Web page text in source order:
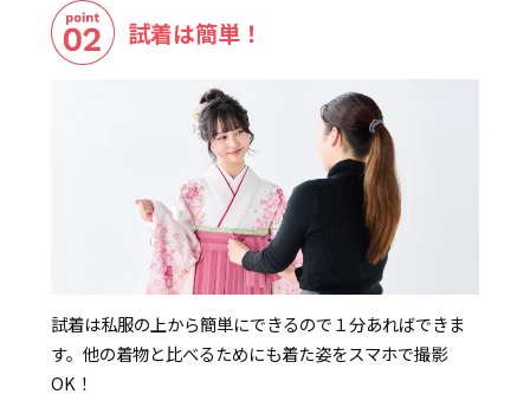
試着は簡単！
試着は私服の上から簡単にできるので１分あればできま
す。他の着物と比べるためにも着た姿をスマホで撮影
OK！